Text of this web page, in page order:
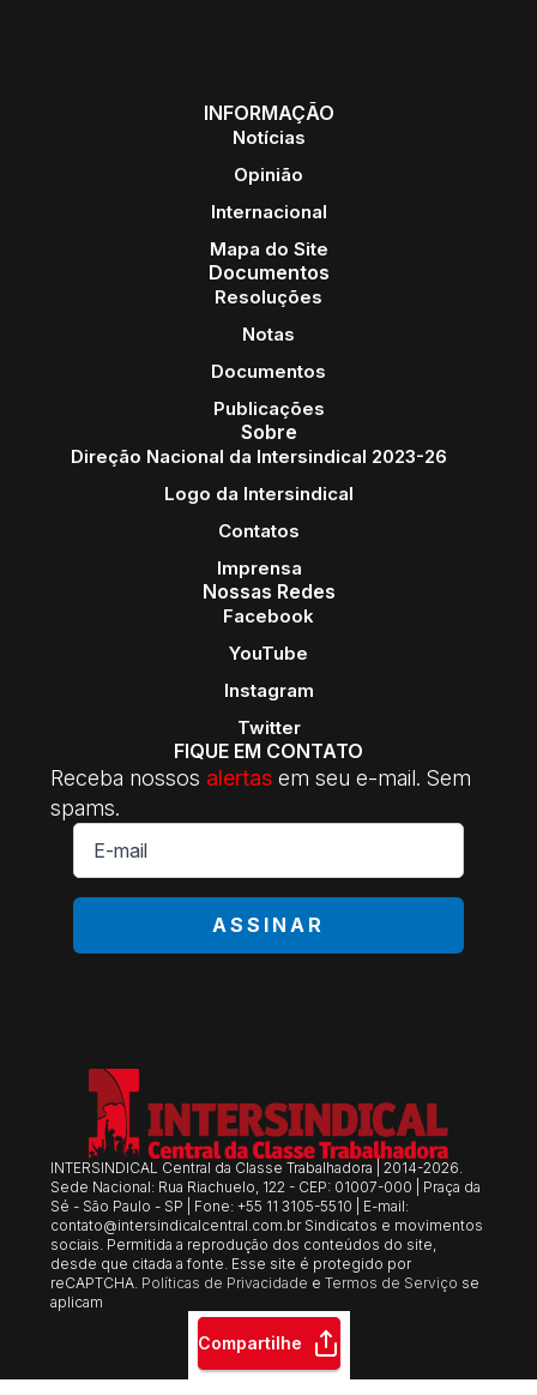
Compartilhe
INFORMAÇÃO
Notícias
Opinião
Internacional
Mapa do Site
Documentos
Resoluções
Notas
Documentos
Publicações
Sobre
Direção Nacional da Intersindical 2023-26
Logo da Intersindical
Contatos
Imprensa
Nossas Redes
Facebook
YouTube
Instagram
Twitter
FIQUE EM CONTATO
Receba nossos alertas em seu e-mail. Sem
spams.
E-
mail
*
ASSINAR
INTERSINDICAL Central da Classe Trabalhadora | 2014-2026.
Sede Nacional: Rua Riachuelo, 122 - CEP: 01007-000 | Praça da
Sé - São Paulo - SP | Fone: +55 11 3105-5510 | E-mail:
contato@intersindicalcentral.com.br Sindicatos e movimentos
sociais. Permitida a reprodução dos conteúdos do site,
desde que citada a fonte. Esse site é protegido por
reCAPTCHA. Políticas de Privacidade eTermos de Serviço se
aplicam